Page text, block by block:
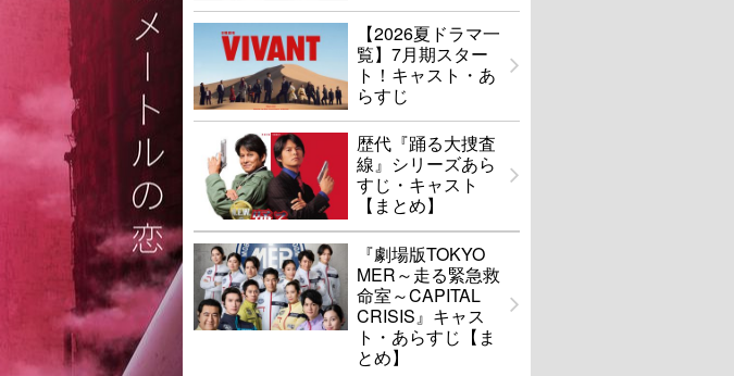
【2026夏ドラマ一
覧】7月期スター
ト！キャスト・あ
らすじ
歴代『踊る大捜査
線』シリーズあら
すじ・キャスト
【まとめ】
『劇場版TOKYO
MER～走る緊急救
命室～CAPITAL
CRISIS』キャス
ト・あらすじ【ま
とめ】